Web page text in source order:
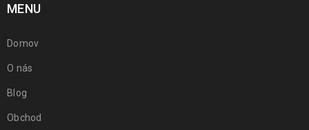
MENU
Domov
O nás
Blog
Obchod